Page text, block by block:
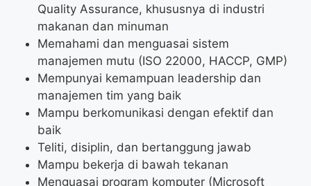
Quality Assurance, khususnya di industri
makanan dan minuman
Memahami dan menguasai sistem
manajemen mutu (ISO 22000, HACCP, GMP)
Mempunyai kemampuan leadership dan
manajemen tim yang baik
Mampu berkomunikasi dengan efektif dan
baik
Teliti, disiplin, dan bertanggung jawab
Mampu bekerja di bawah tekanan
Menguasai program komputer (Microsoft